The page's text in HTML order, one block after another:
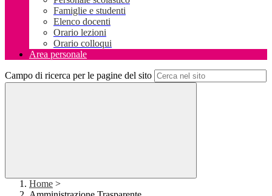
Famiglie e studenti
Elenco docenti
Orario lezioni
Orario colloqui
Area personale
Campo di ricerca per le pagine del sito
Home >